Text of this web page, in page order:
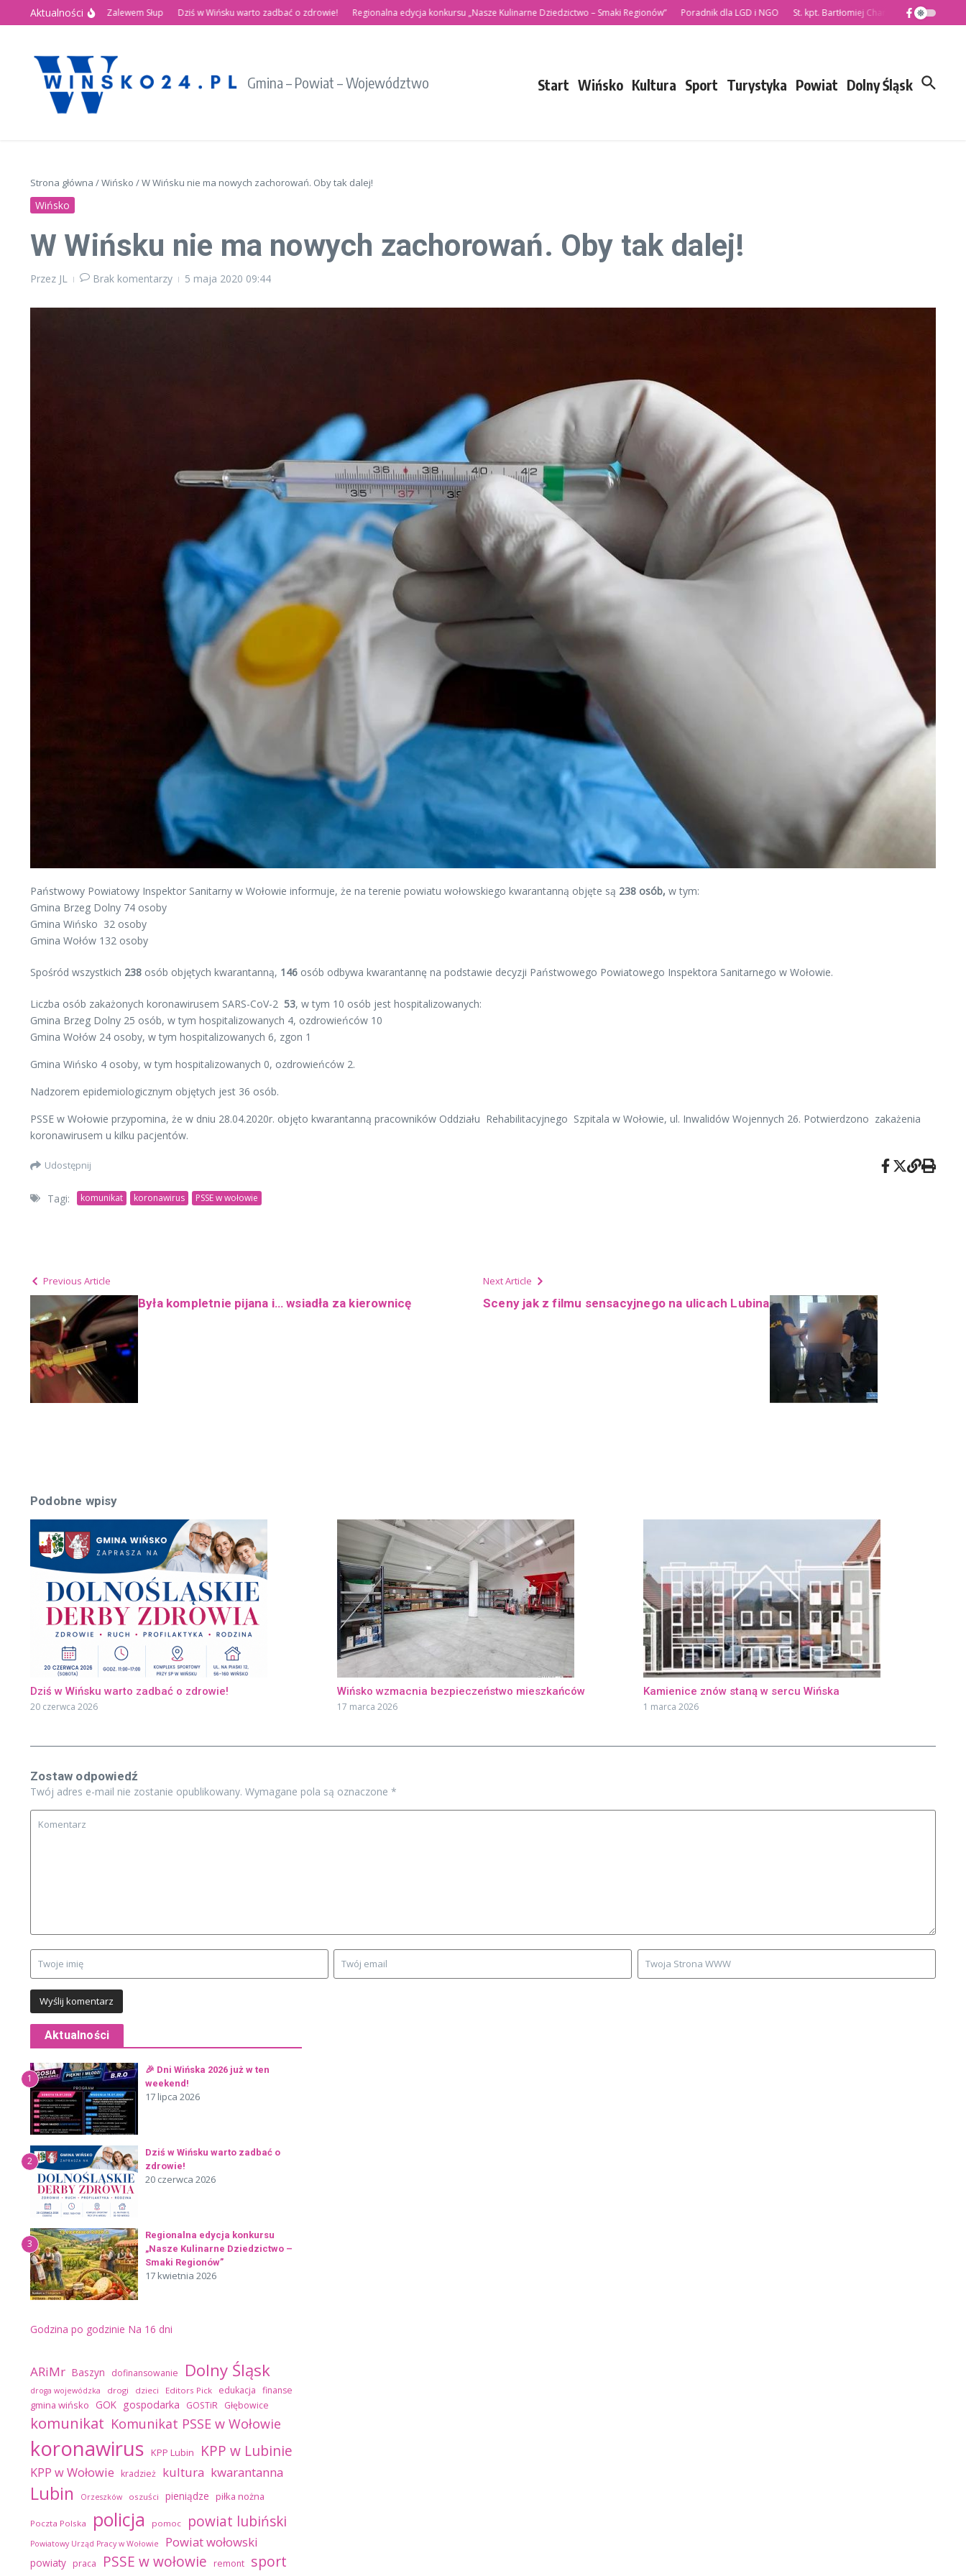
Przejdź do treści
Aktualności
Letnie Święto nad Zalewem Słup Dziś w Wińsku warto zadbać o zdrowie! Regionalna edycja konkursu „Nasze Kulinarne Dziedzictwo – Smaki Regionów” Poradnik dla LGD i NGO St. kpt. Bartłomiej Charzewski nowym
Gmina – Powiat – Województwo Start Wińsko Kultura Sport Turystyka Powiat Dolny Śląsk
Strona główna /Wińsko /W Wińsku nie ma nowych zachorowań. Oby tak dalej!
Wińsko
W Wińsku nie ma nowych zachorowań. Oby tak dalej!
Przez JL Brak komentarzy 5 maja 2020 09:44
Państwowy Powiatowy Inspektor Sanitarny w Wołowie informuje, że na terenie powiatu wołowskiego kwarantanną objęte są 238 osób, w tym:
Gmina Brzeg Dolny 74 osoby
Gmina Wińsko 32 osoby
Gmina Wołów 132 osoby
Spośród wszystkich 238 osób objętych kwarantanną, 146 osób odbywa kwarantannę na podstawie decyzji Państwowego Powiatowego Inspektora Sanitarnego w Wołowie.
Liczba osób zakażonych koronawirusem SARS-CoV-2 53, w tym 10 osób jest hospitalizowanych:
Gmina Brzeg Dolny 25 osób, w tym hospitalizowanych 4, ozdrowieńców 10
Gmina Wołów 24 osoby, w tym hospitalizowanych 6, zgon 1
Gmina Wińsko 4 osoby, w tym hospitalizowanych 0, ozdrowieńców 2.
Nadzorem epidemiologicznym objętych jest 36 osób.
PSSE w Wołowie przypomina, że w dniu 28.04.2020r. objęto kwarantanną pracowników Oddziału Rehabilitacyjnego Szpitala w Wołowie, ul. Inwalidów Wojennych 26. Potwierdzono zakażenia
koronawirusem u kilku pacjentów.
Udostępnij
Tagi: komunikat koronawirus PSSE w wołowie
Previous Article
Była kompletnie pijana i… wsiadła za kierownicę
Next Article
Sceny jak z filmu sensacyjnego na ulicach Lubina
Podobne wpisy
Dziś w Wińsku warto zadbać o zdrowie!
20 czerwca 2026
Wińsko wzmacnia bezpieczeństwo mieszkańców
17 marca 2026
Kamienice znów staną w sercu Wińska
1 marca 2026
Zostaw odpowiedź
Twój adres e-mail nie zostanie opublikowany. Wymagane pola są oznaczone *
Aktualności
1
🎉 Dni Wińska 2026 już w ten
weekend!
17 lipca 2026
2
Dziś w Wińsku warto zadbać o
zdrowie!
20 czerwca 2026
3
Regionalna edycja konkursu
„Nasze Kulinarne Dziedzictwo –
Smaki Regionów”
17 kwietnia 2026
Godzina po godzinie Na 16 dni
ARiMr Baszyn dofinansowanie Dolny Śląsk
droga wojewódzka drogi dzieci Editors Pick edukacja finanse
gmina wińsko GOK gospodarka GOSTiR Głębowice
komunikat Komunikat PSSE w Wołowie
koronawirus KPP Lubin KPP w Lubinie
KPP w Wołowie kradzież kultura kwarantanna
Lubin Orzeszków oszuści pieniądze piłka nożna
Poczta Polska policja pomoc powiat lubiński
Powiatowy Urząd Pracy w Wołowie Powiat wołowski
powiaty praca PSSE w wołowie remont sport